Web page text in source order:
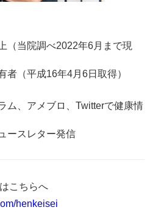
（当院調べ2022年6月まで現
者（平成16年4月6日取得）
ム、アメブロ、Twitterで健康情
ースレター発信
こちらへ
henkeisei